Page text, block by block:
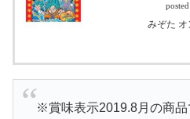
みぞた オ
※賞味表示2019.8月の商